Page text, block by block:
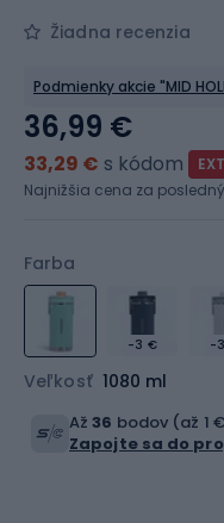
Žiadna recenzia
Podmienky akcie "MID
Farba
-3 € -
Veľkosť 1080 ml
36,99 €
33,29 € s kódom
Najnižšia cena za
Až36 bodov (až 1
Zapojte sa do